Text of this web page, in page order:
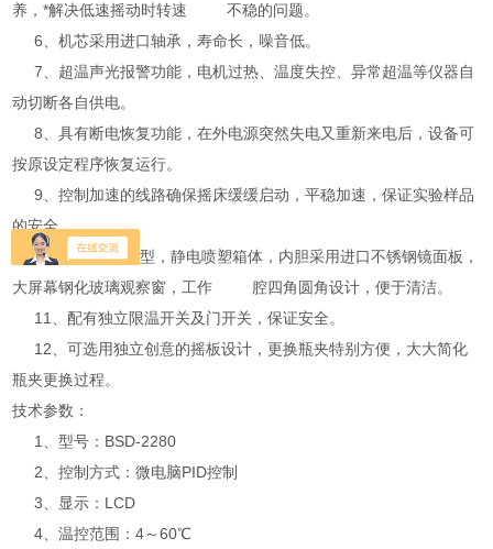
养，*解决低速摇动时转速 不稳的问题。
6、机芯采用进口轴承，寿命长，噪音低。
7、超温声光报警功能，电机过热、温度失控、异常超温等仪器自
动切断各自供电。
8、具有断电恢复功能，在外电源突然失电又重新来电后，设备可
按原设定程序恢复运行。
9、控制加速的线路确保摇床缓缓启动，平稳加速，保证实验样品
的安全。
10、豪华整机造型，静电喷塑箱体，内胆采用进口不锈钢镜面板，
大屏幕钢化玻璃观察窗，工作 腔四角圆角设计，便于清洁。
11、配有独立限温开关及门开关，保证安全。
12、可选用独立创意的摇板设计，更换瓶夹特别方便，大大简化
瓶夹更换过程。
技术参数：
1、型号：BSD-2280
2、控制方式：微电脑PID控制
3、显示：LCD
4、温控范围：4～60℃